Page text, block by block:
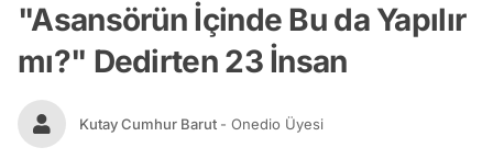
"Asansörün İçinde Bu da Yapılır
mı?" Dedirten 23 İnsan
Kutay Cumhur Barut - Onedio Üyesi